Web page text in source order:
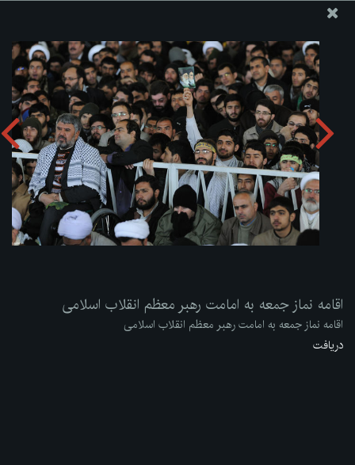
ارسال نامه
وجوهات
اقامه نماز جمعه به امامت رهبر معظم انقلاب اسلامی
دریافت آلبوم:zip
اقامه نماز جمعه به امامت رهبر معظم انقلاب اسلامی
اقامه نماز جمعه به امامت رهبر معظم انقلاب اسلامی
دریافت